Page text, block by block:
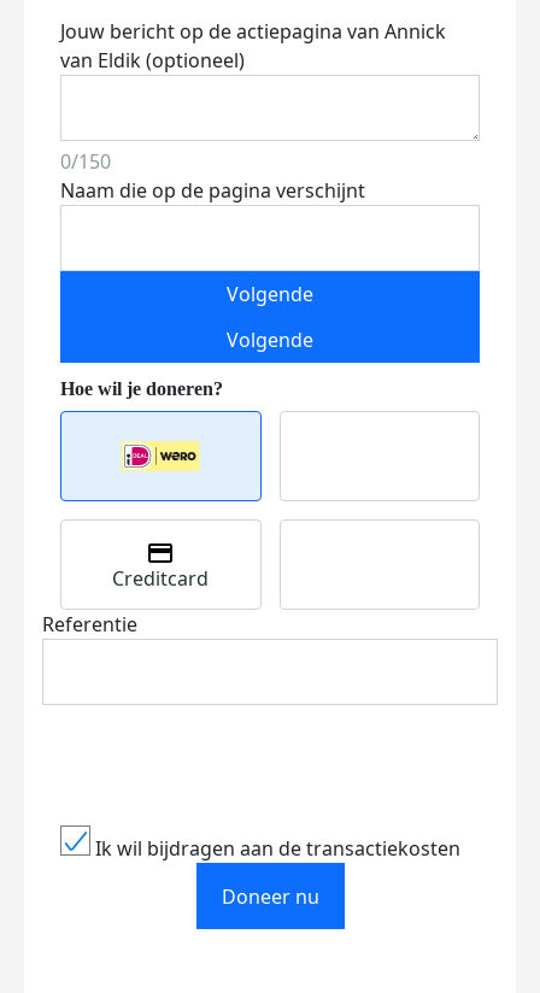
Jouw bericht op de actiepagina van Annick
van Eldik (optioneel)
0/150
Naam die op de pagina verschijnt
Volgende
Volgende
Creditcard
Referentie
Ik wil bijdragen aan de transactiekosten
Doneer nu